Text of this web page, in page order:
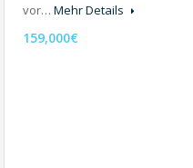
vor… Mehr Details
159,000€